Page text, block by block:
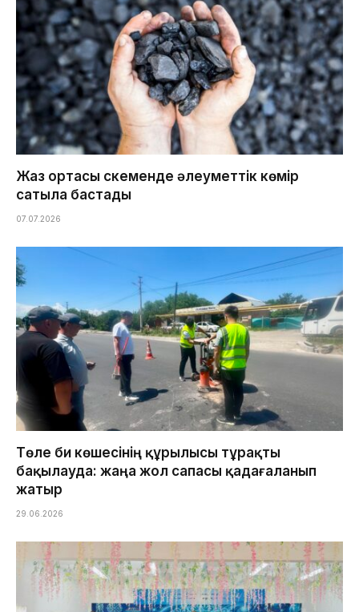
Жаз ортасы Өскеменде әлеуметтік көмір
сатыла бастады
07.07.2026
Төле би көшесінің құрылысы тұрақты
бақылауда: жаңа жол сапасы қадағаланып
жатыр
29.06.2026